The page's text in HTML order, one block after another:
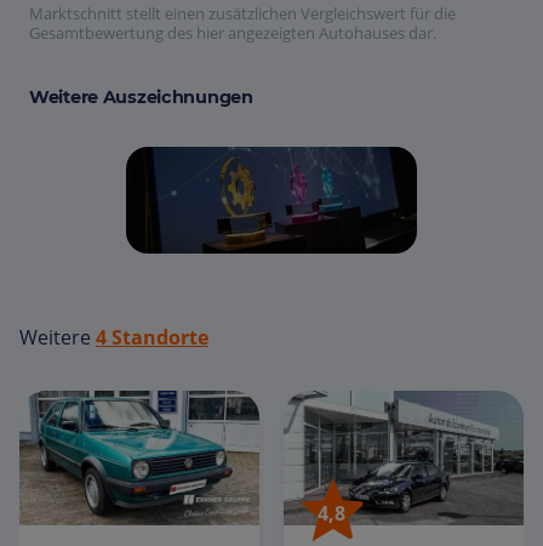
Marktschnitt stellt einen zusätzlichen Vergleichswert für die
Gesamtbewertung des hier angezeigten Autohauses dar.
Weitere Auszeichnungen
Weitere 4 Standorte
4,8